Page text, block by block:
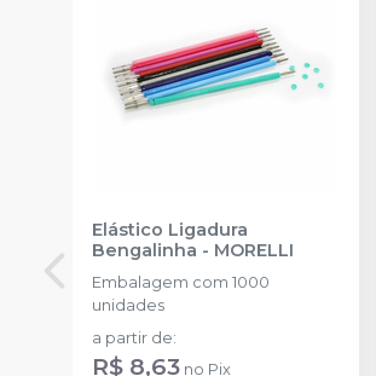
Elástico Ligadura
Bengalinha - MORELLI
Embalagem com 1000
unidades
a partir de:
R$ 8,63 no Pix